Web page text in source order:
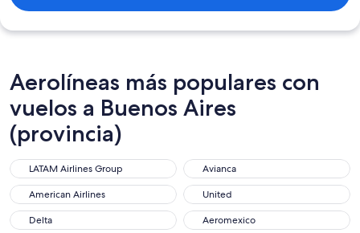
Aerolíneas más populares con
vuelos a Buenos Aires
(provincia)
LATAM Airlines Group
Avianca
American Airlines
United
Delta
Aeromexico